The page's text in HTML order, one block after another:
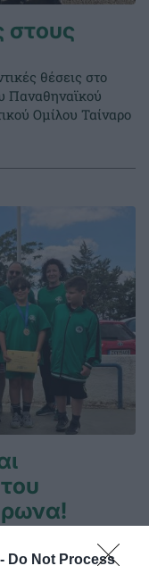
Do Not Process
στους
θέσεις στο
Παναθηναϊκού
Ομίλου Ταίναρο
Εθνικό